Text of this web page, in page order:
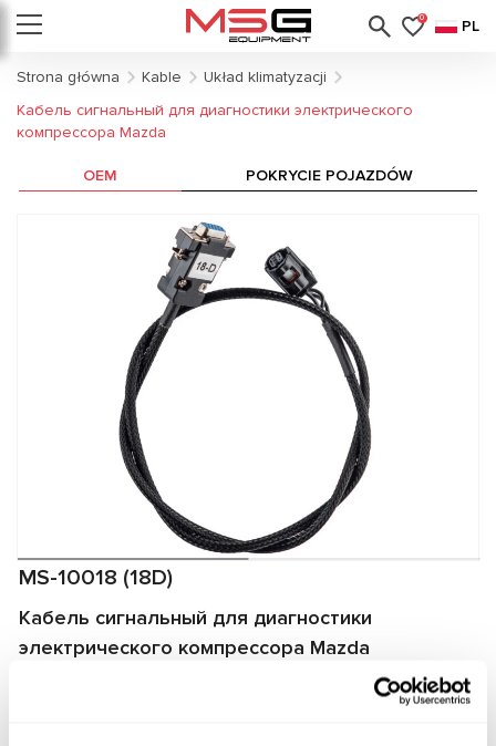
0 PL
Strona główna Kable
Układ klimatyzacji
Кабель сигнальный для диагностики электрического
компрессора Mazda
MS-10018 (18D)
Кабель сигнальный для диагностики
электрического компрессора Mazda
OEM POKRYCIE POJAZDÓW